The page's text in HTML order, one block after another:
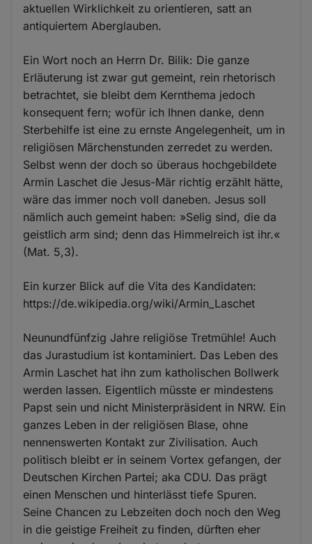
aktuellen Wirklichkeit zu orientieren, satt an
antiquiertem Aberglauben.
Ein Wort noch an Herrn Dr. Bilik: Die ganze
Erläuterung ist zwar gut gemeint, rein rhetorisch
betrachtet, sie bleibt dem Kernthema jedoch
konsequent fern; wofür ich Ihnen danke, denn
Sterbehilfe ist eine zu ernste Angelegenheit, um in
religiösen Märchenstunden zerredet zu werden.
Selbst wenn der doch so überaus hochgebildete
Armin Laschet die Jesus-Mär richtig erzählt hätte,
wäre das immer noch voll daneben. Jesus soll
nämlich auch gemeint haben: »Selig sind, die da
geistlich arm sind; denn das Himmelreich ist ihr.«
(Mat. 5,3).
Ein kurzer Blick auf die Vita des Kandidaten:
https://de.wikipedia.org/wiki/Armin_Laschet
Neunundfünfzig Jahre religiöse Tretmühle! Auch
das Jurastudium ist kontaminiert. Das Leben des
Armin Laschet hat ihn zum katholischen Bollwerk
werden lassen. Eigentlich müsste er mindestens
Papst sein und nicht Ministerpräsident in NRW. Ein
ganzes Leben in der religiösen Blase, ohne
nennenswerten Kontakt zur Zivilisation. Auch
politisch bleibt er in seinem Vortex gefangen, der
Deutschen Kirchen Partei; aka CDU. Das prägt
einen Menschen und hinterlässt tiefe Spuren.
Seine Chancen zu Lebzeiten doch noch den Weg
in die geistige Freiheit zu finden, dürften eher